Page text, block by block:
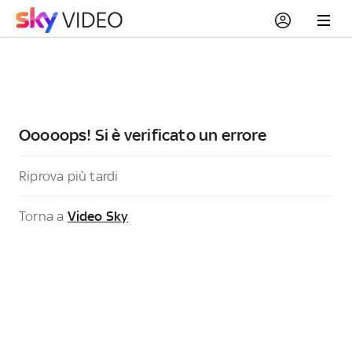
Ooooops! Si è verificato un errore
Riprova più tardi
Torna a Video Sky